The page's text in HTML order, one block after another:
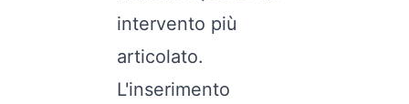
intervento più
articolato.
L'inserimento